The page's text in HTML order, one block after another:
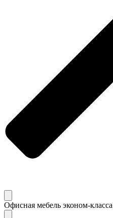
Офисная мебель эконом-класса